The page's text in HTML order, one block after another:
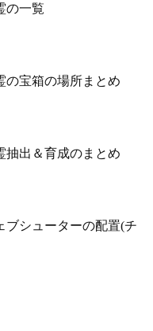
の一覧
の宝箱の場所まとめ
抽出＆育成のまとめ
ブシューターの配置(チ